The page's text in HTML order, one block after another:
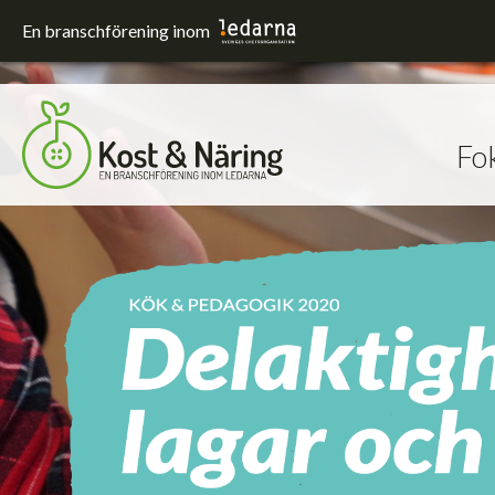
En branschförening inom
Fokusområden
Förskola och skola
Hållbarhet
Sjukhus
Upphandling
Utrustning och lokaler